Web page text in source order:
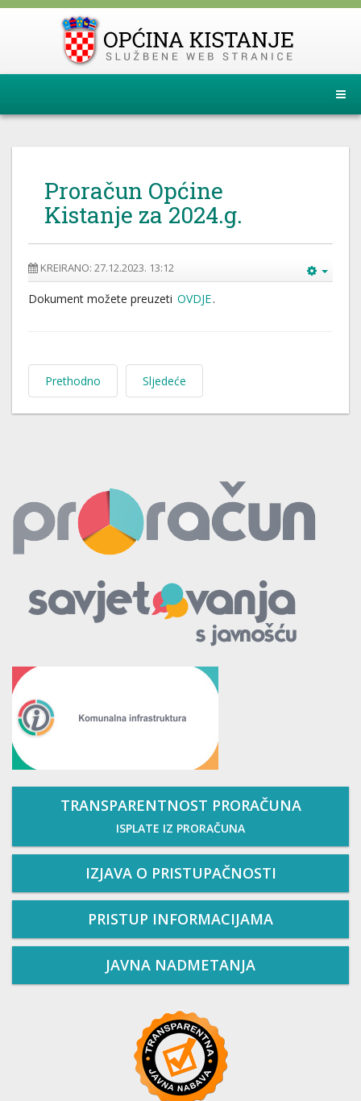
Proračun Općine
Kistanje za 2024.g.
KREIRANO: 27.12.2023. 13:12
Dokument možete preuzeti OVDJE.
Prethodno Sljedeće
TRANSPARENTNOST PRORAČUNA
ISPLATE IZ PRORAČUNA
IZJAVA O PRISTUPAČNOSTI
PRISTUP INFORMACIJAMA
JAVNA NADMETANJA